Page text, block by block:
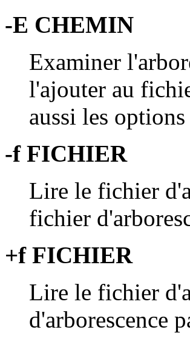
-E CHEMIN
Examiner
l'ajouter au
aussi les options
-f FICHIER
Lire le fichier
fichier
+f FICHIER
Lire le fichier
d'arborescence